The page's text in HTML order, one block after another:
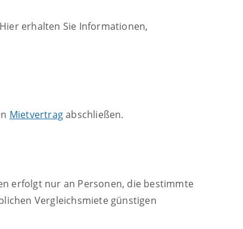
erhalten Sie Informationen,
Mietvertragabschließen.
erfolgt nur an Personen, die bestimmte
Vergleichsmiete günstigen